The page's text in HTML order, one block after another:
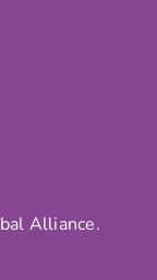
Alliance.